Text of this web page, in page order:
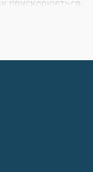
прискорюється
додати фізичну
чаю
чинити опір
зелений чай
судинної